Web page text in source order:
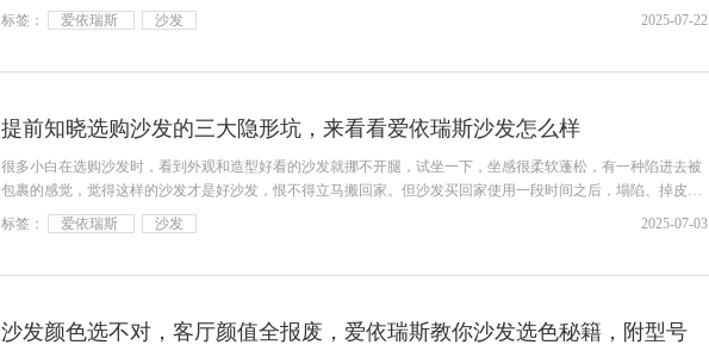
场、高端岩
标签： 爱依瑞斯 沙发 2025-07-22
提前知晓选购沙发的三大隐形坑，来看看爱依瑞斯沙发怎么样
很多小白在选购沙发时，看到外观和造型好看的沙发就挪不开腿，试坐一下，坐感很柔软蓬松，有一种陷进去被
包裹的感觉，觉得这样的沙发才是好沙发，恨不得立马搬回家。但沙发买回家使用一段时间之后，塌陷、掉皮等
各种
标签： 爱依瑞斯 沙发 2025-07-03
沙发颜色选不对，客厅颜值全报废，爱依瑞斯教你沙发选色秘籍，附型号